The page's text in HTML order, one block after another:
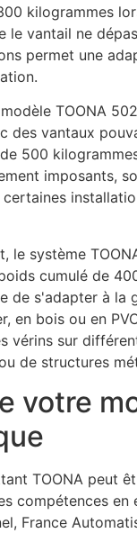
kilogrammes
vantail ne
permet une
TOONA
des vantaux
500
imposants,
le système
cumulé de
de s'adapter à la
en bois ou en
vérins sur
de structures
votre
TOONA peut
compétences
France